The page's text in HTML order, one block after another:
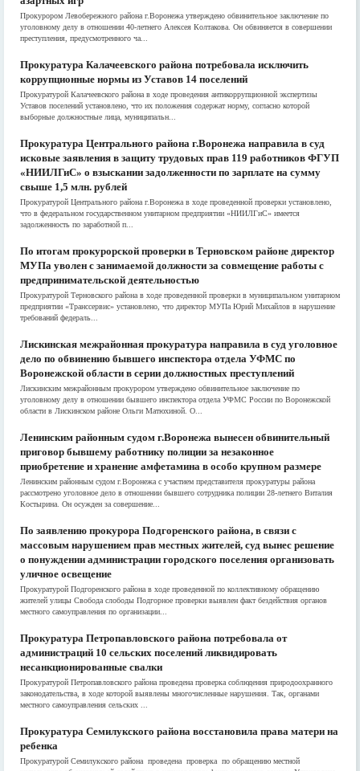
Прокурором Левобережного района г.Воронежа утверждено обвинительное заключение по
уголовному делу в отношении 40-летнего Алексея Колтакова. Он обвиняется в совершении
преступления, предусмотренного ча...
Прокуратура Калачеевского района потребовала исключить
коррупционные нормы из Уставов 14 поселений
Прокуратурой Калачеевского района в ходе проведения антикоррупционной экспертизы
Уставов поселений установлено, что их положения содержат норму, согласно которой
выборные должностные лица, муниципальн...
Прокуратура Центрального района г.Воронежа направила в суд
исковые заявления в защиту трудовых прав 119 работников ФГУП
«НИИЛГиС» о взыскании задолженности по зарплате на сумму
свыше 1,5 млн. рублей
Прокуратурой Центрального района г.Воронежа в ходе проведенной проверки установлено,
что в федеральном государственном унитарном предприятии «НИИЛГиС» имеется
задолженность по заработной п...
По итогам прокурорской проверки в Терновском районе директор
МУПа уволен с занимаемой должности за совмещение работы с
предпринимательской деятельностью
Прокуратурой Терновского района в ходе проведенной проверки в муниципальном унитарном
предприятии «Транссервис» установлено, что директор МУПа Юрий Михайлов в нарушение
требований федераль...
Лискинская межрайонная прокуратура направила в суд уголовное
дело по обвинению бывшего инспектора отдела УФМС по
Воронежской области в серии должностных преступлений
Лискинским межрайонным прокурором утверждено обвинительное заключение по
уголовному делу в отношении бывшего инспектора отдела УФМС России по Воронежской
области в Лискинском районе Ольги Матюхиной. О...
Ленинским районным судом г.Воронежа вынесен обвинительный
приговор бывшему работнику полиции за незаконное
приобретение и хранение амфетамина в особо крупном размере
Ленинским районным судом г.Воронежа с участием представителя прокуратуры района
рассмотрено уголовное дело в отношении бывшего сотрудника полиции 28-летнего Виталия
Костырина. Он осужден за совершение...
По заявлению прокурора Подгоренского района, в связи с
массовым нарушением прав местных жителей, суд вынес решение
о понуждении администрации городского поселения организовать
уличное освещение
Прокуратурой Подгоренского района в ходе проведенной по коллективному обращению
жителей улицы Свобода слободы Подгорное проверки выявлен факт бездействия органов
местного самоуправления по организации...
Прокуратура Петропавловского района потребовала от
администраций 10 сельских поселений ликвидировать
несанкционированные свалки
Прокуратурой Петропавловского района проведена проверка соблюдения природоохранного
законодательства, в ходе которой выявлены многочисленные нарушения. Так, органами
местного самоуправления сельских ...
Прокуратура Семилукского района восстановила права матери на
ребенка
Прокуратурой Семилукского района проведена проверка по обращению местной